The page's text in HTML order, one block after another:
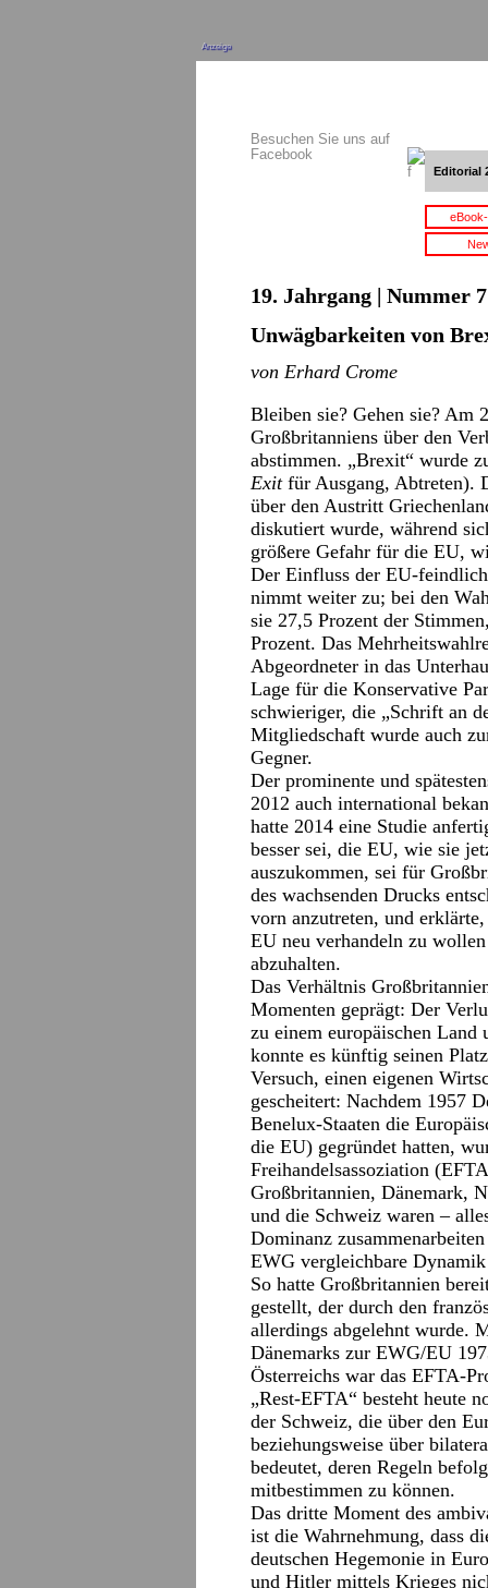
Anzeige
Besuchen Sie uns auf
Facebook
Editorial
19. Jahrgang | Nummer
Unwägbarkeiten von
von Erhard Crome
Bleiben sie? Gehen sie? Am
Großbritanniens über den
abstimmen. „Brexit“ wurde
Exitfür Ausgang, Abtreten).
über den Austritt
diskutiert wurde, während
größere Gefahr für die EU,
Der Einfluss der EU-
nimmt weiter zu; bei den
sie 27,5 Prozent der
Prozent. Das
Abgeordneter in das
Lage für die Konservative
schwieriger, die „Schrift an
Mitgliedschaft wurde auch
Gegner.
Der prominente und
2012 auch international
hatte 2014 eine Studie
besser sei, die EU, wie sie
auszukommen, sei für
des wachsenden Drucks
vorn anzutreten, und
EU neu verhandeln zu
abzuhalten.
Das Verhältnis
Momenten geprägt: Der
zu einem europäischen Land
konnte es künftig seinen
Versuch, einen eigenen
gescheitert: Nachdem 1957
Benelux-Staaten die
die EU) gegründet hatten,
Freihandelsassoziation
Großbritannien, Dänemark,
und die Schweiz waren –
Dominanz
EWG vergleichbare
So hatte Großbritannien
gestellt, der durch den
allerdings abgelehnt wurde.
Dänemarks zur EWG/EU
Österreichs war das EFTA-
„Rest-EFTA“ besteht heute
der Schweiz, die über den
beziehungsweise über
bedeutet, deren Regeln
mitbestimmen zu können.
Das dritte Moment des
ist die Wahrnehmung, dass
deutschen Hegemonie in
und Hitler mittels Krieges